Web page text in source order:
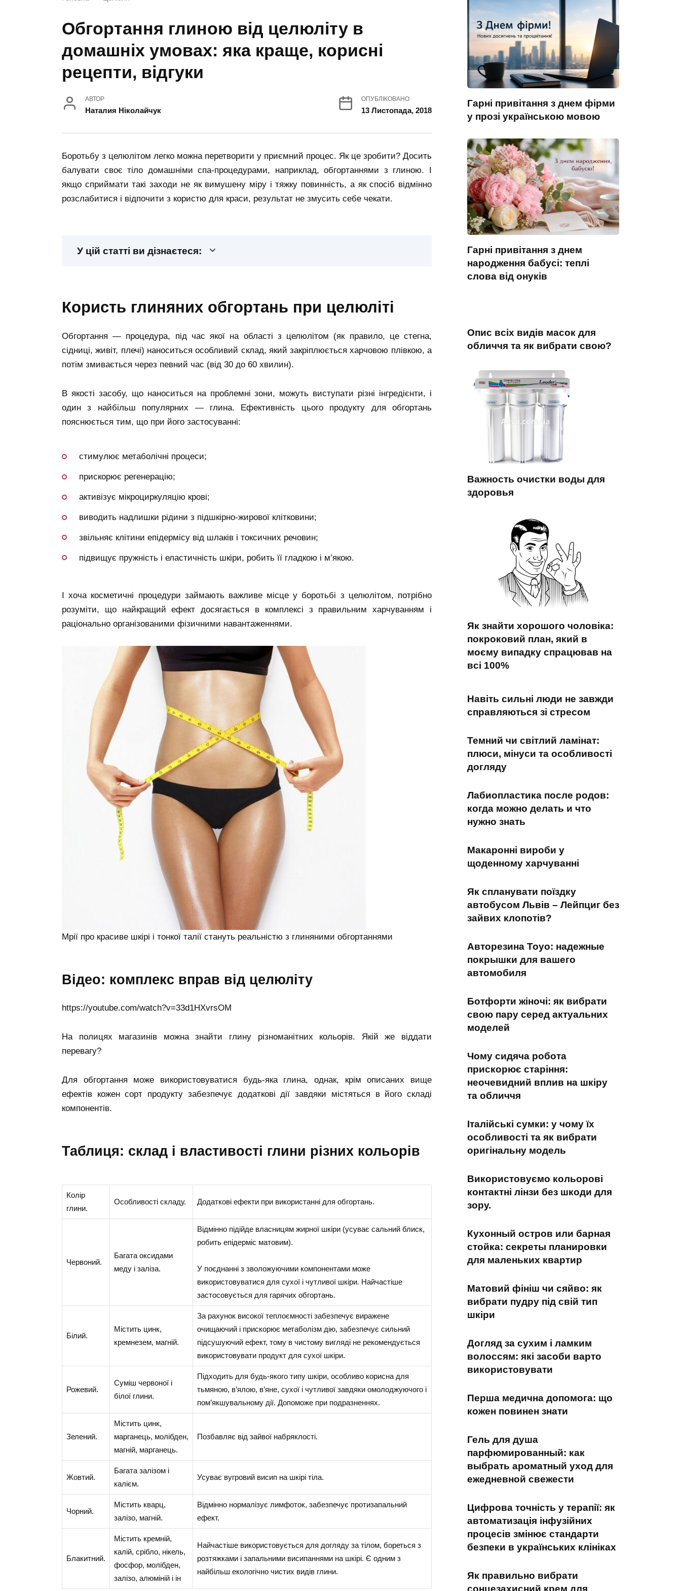
Обгортання глиною від целюліту в
домашніх умовах: яка краще, корисні
рецепти, відгуки
АВТОР
Наталия Ніколайчук
ОПУБЛІКОВАНО
13 Листопада, 2018
Боротьбу з целюлітом легко можна перетворити у приємний процес. Як це зробити? Досить
балувати своє тіло домашніми спа-процедурами, наприклад, обгортаннями з глиною. І
якщо сприймати такі заходи не як вимушену міру і тяжку повинність, а як спосіб відмінно
розслабитися і відпочити з користю для краси, результат не змусить себе чекати.
У цій статті ви дізнаєтеся:
користь глиняних обгортань при целюліті
Обгортання — процедура, під час якої на області з целюлітом (як правило, це стегна,
сідниці, живіт, плечі) наноситься особливий склад, який закріплюється харчовою плівкою, а
потім змивається через певний час (від 30 до 60 хвилин).
В якості засобу, що наноситься на проблемні зони, можуть виступати різні інгредієнти, і
один з найбільш популярних — глина. Ефективність цього продукту для обгортань
пояснюється тим, що при його застосуванні:
стимулює метаболічні процеси;
прискорює регенерацію;
активізує мікроциркуляцію крові;
виводить надлишки рідини з підшкірно-жирової клітковини;
звільняє клітини епідермісу від шлаків і токсичних речовин;
підвищує пружність і еластичність шкіри, робить її гладкою і м’якою.
І хоча косметичні процедури займають важливе місце у боротьбі з целюлітом, потрібно
розуміти, що найкращий ефект досягається в комплексі з правильним харчуванням і
раціонально організованими фізичними навантаженнями.
Мрії про красиве шкірі і тонкої талії стануть реальністю з глиняними обгортаннями
відео: комплекс вправ від целюліту
https://youtube.com/watch?v=33d1HXvrsOM
На полицях магазинів можна знайти глину різноманітних кольорів. Якій же віддати
перевагу?
Для обгортання може використовуватися будь-яка глина, однак, крім описаних вище
ефектів кожен сорт продукту забезпечує додаткові дії завдяки містяться в його складі
компонентів.
таблиця: склад і властивості глини різних кольорів
Колір
глини.
Особливості складу. Додаткові ефекти при використанні для обгортань.
Червоний.
Багата оксидами
меду і заліза.
Відмінно підійде власницям жирної шкіри (усуває сальний блиск,
робить епідерміс матовим).
У поєднанні з зволожуючими компонентами може
використовуватися для сухої і чутливої шкіри. Найчастіше
застосовується для гарячих обгортань.
Білий.
Містить цинк,
кремнезем, магній.
За рахунок високої теплоємності забезпечує виражене
очищаючий і прискорює метаболізм дію, забезпечує сильний
підсушуючий ефект, тому в чистому вигляді не рекомендується
використовувати продукт для сухої шкіри.
Рожевий.
Суміш червоної і
білої глини.
Підходить для будь-якого типу шкіри, особливо корисна для
тьмяною, в’ялою, в’яне, сухої і чутливої завдяки омолоджуючого і
пом’якшувальному дії. Допоможе при подразненнях.
Зелений.
Містить цинк,
марганець, молібден,
магній, марганець.
Позбавляє від зайвої набряклості.
Жовтий.
Багата залізом і
калієм.
Усуває вугровий висип на шкірі тіла.
Чорний.
Містить кварц,
залізо, магній.
Відмінно нормалізує лимфоток, забезпечує протизапальний
ефект.
Блакитний.
Містить кремній,
калій, срібло, нікель,
фосфор, молібден,
залізо, алюміній і ін
Найчастіше використовується для догляду за тілом, бореться з
розтяжками і запальними висипаннями на шкірі. Є одним з
найбільш екологічно чистих видів глини.
Гарні привітання з днем фірми
у прозі українською мовою
Гарні привітання з днем
народження бабусі: теплі
слова від онуків
Опис всіх видів масок для
обличчя та як вибрати свою?
Важность очистки воды для
здоровья
Як знайти хорошого чоловіка:
покроковий план, який в
моєму випадку спрацював на
всі 100%
Навіть сильні люди не завжди
справляються зі стресом
Темний чи світлий ламінат:
плюси, мінуси та особливості
догляду
Лабиопластика после родов:
когда можно делать и что
нужно знать
Макаронні вироби у
щоденному харчуванні
Як спланувати поїздку
автобусом Львів – Лейпциг без
зайвих клопотів?
Авторезина Toyo: надежные
покрышки для вашего
автомобиля
Ботфорти жіночі: як вибрати
свою пару серед актуальних
моделей
Чому сидяча робота
прискорює старіння:
неочевидний вплив на шкіру
та обличчя
Італійські сумки: у чому їх
особливості та як вибрати
оригінальну модель
Використовуємо кольорові
контактні лінзи без шкоди для
зору.
Кухонный остров или барная
стойка: секреты планировки
для маленьких квартир
Матовий фініш чи сяйво: як
вибрати пудру під свій тип
шкіри
Догляд за сухим і ламким
волоссям: які засоби варто
використовувати
Перша медична допомога: що
кожен повинен знати
Гель для душа
парфюмированный: как
выбрать ароматный уход для
ежедневной свежести
Цифрова точність у терапії: як
автоматизація інфузійних
процесів змінює стандарти
безпеки в українських клініках
Як правильно вибрати
сонцезахисний крем для